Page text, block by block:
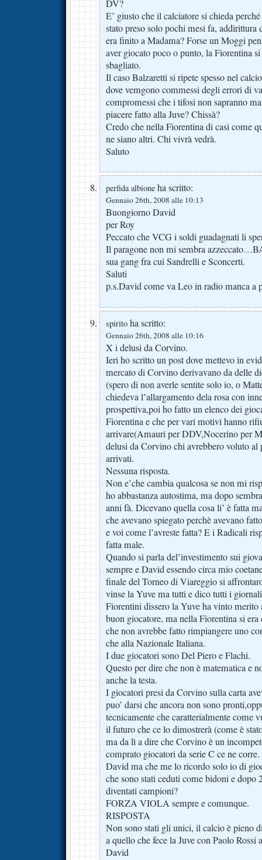
DV?
E’ giusto che il calciatore si chieda
stato preso solo pochi mesi fa, addirittura
era finito a Madama? Forse un Moggi
aver giocato poco o punto, la Fiorentina
sbagliato.
Il caso Balzaretti si ripete spesso nel
dove vemgono commessi degli errori di
compromessi che i tifosi non sapranno
piacere fatto alla Juve? Chissà?
Credo che nella Fiorentina di casi come
ne siano altri. Chi vivrà vedrà.
Saluto
perfida albione ha scritto:
Gennaio 26th, 2008 alle 10:13
Buongiorno David
per Roy
Peccato che VCG i soldi guadagnati li
Il paragone non mi sembra
sua gang fra cui Sandrelli e Sconcerti.
Saluti
p.s.David come va Leo in radio manca a
spirito ha scritto:
Gennaio 26th, 2008 alle 10:16
X i delusi da Corvino.
Ieri ho scritto un post dove mettevo in
mercato di Corvino derivavano da delle
(spero di non averle sentite solo io, o
chiedeva l’allargamento dela rosa con
prospettiva,poi ho fatto un elenco dei
Fiorentina e che per vari motivi hanno
arrivare(Amauri per DDV,Nocerino per
delusi da Corvino chi avrebbero voluto al
arrivati.
Nessuna risposta.
Non e’che cambia qualcosa se non mi
ho abbastanza autostima, ma dopo
anni fà. Dicevano quella cosa li’ è fatta
che avevano spiegato perchè avevano
e voi come l’avreste fatta? E i Radicali
fatta male.
Quando si parla del’investimento sui
sempre e David essendo circa mio
finale del Torneo di Viareggio si
vinse la Yuve ma tutti e dico tutti i
Fiorentini dissero la Yuve ha vinto merito
buon giocatore, ma nella Fiorentina si
che non avrebbe fatto rimpiangere uno
che alla Nazionale Italiana.
I due giocatori sono Del Piero e Flachi.
Questo per dire che non è matematica e
anche la testa.
I giocatori presi da Corvino sulla carta
puo’ darsi che ancora non sono
tecnicamente che caratterialmente come
il futuro che ce lo dimostrerà (come è
ma da lì a dire che Corvino è un
comprato giocatori da serie C ce ne corre.
David ma che me lo ricordo solo io di
che sono stati ceduti come bidoni e dopo
diventati campioni?
FORZA VIOLA sempre e comunque.
RISPOSTA
Non sono stati gli unici, il calcio è pieno
a quello che fece la Juve con Paolo Rossi
David